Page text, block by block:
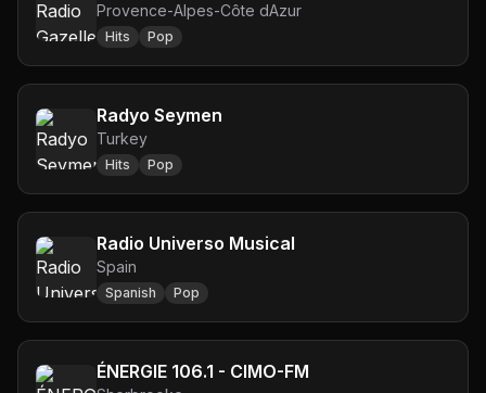
Provence-Alpes-Côte dAzur
Hits Pop
Radyo Seymen
Turkey
Hits Pop
Radio Universo Musical
Spain
Spanish Pop
ÉNERGIE 106.1 - CIMO-FM